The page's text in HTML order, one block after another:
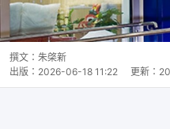
撰文： 朱棨新
出版： 2026-06-18 11:22 更新：